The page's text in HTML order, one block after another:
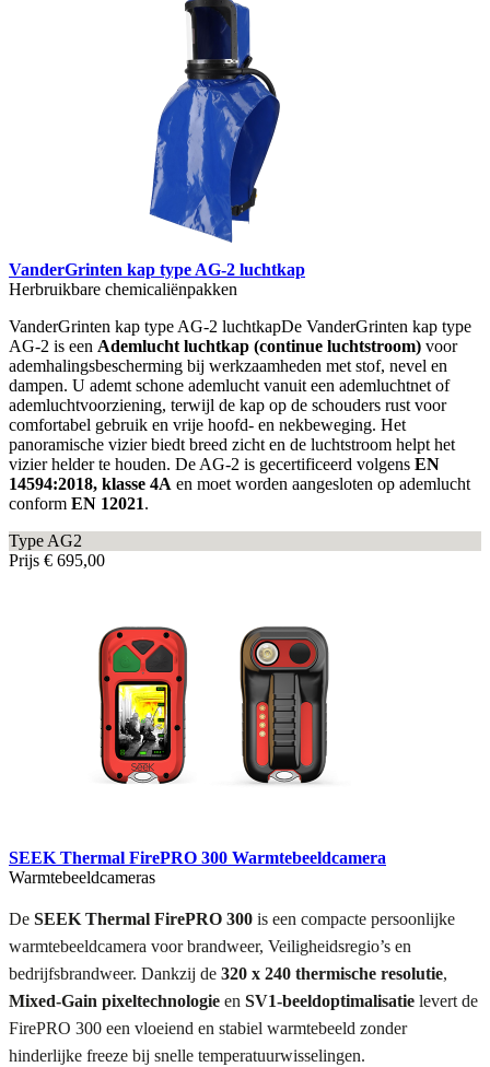
VanderGrinten kap type AG-2 luchtkap
Herbruikbare chemicaliënpakken
VanderGrinten kap type AG-2 luchtkapDe VanderGrinten kap type
AG-2 is een Ademlucht luchtkap (continue luchtstroom) voor
ademhalingsbescherming bij werkzaamheden met stof, nevel en
dampen. U ademt schone ademlucht vanuit een ademluchtnet of
ademluchtvoorziening, terwijl de kap op de schouders rust voor
comfortabel gebruik en vrije hoofd- en nekbeweging. Het
panoramische vizier biedt breed zicht en de luchtstroom helpt het
vizier helder te houden. De AG-2 is gecertificeerd volgens EN
14594:2018, klasse 4A en moet worden aangesloten op ademlucht
conform EN 12021.
Type AG2
Prijs € 695,00
SEEK Thermal FirePRO 300 Warmtebeeldcamera
Warmtebeeldcameras
De SEEK Thermal FirePRO 300 is een compacte persoonlijke
warmtebeeldcamera voor brandweer, Veiligheidsregio’s en
bedrijfsbrandweer. Dankzij de 320 x 240 thermische resolutie,
Mixed-Gain pixeltechnologie en SV1-beeldoptimalisatie levert de
FirePRO 300 een vloeiend en stabiel warmtebeeld zonder
hinderlijke freeze bij snelle temperatuurwisselingen.